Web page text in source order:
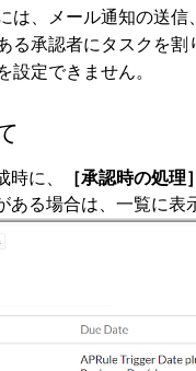
は、メール通知の送信
る承認者にタスクを
設定できません。
時に、 ［承認時の処理］
ある場合は、一覧に表